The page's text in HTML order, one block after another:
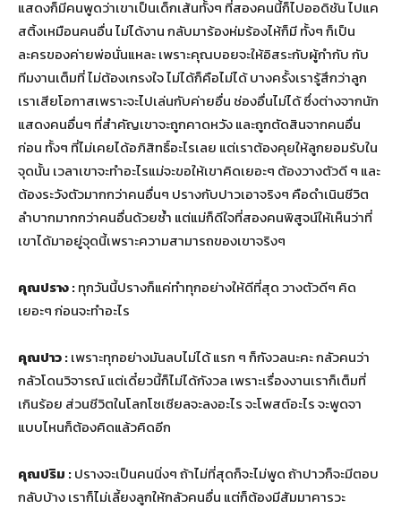
แสดงก็มีคนพูดว่าเขาเป็นเด็กเส้นทั้งๆ ที่สองคนนี้ก็ไปออดิชัน ไปแค
สติ้งเหมือนคนอื่น ไม่ได้งาน กลับมาร้องห่มร้องไห้ก็มี ทั้งๆ ก็เป็น
ละครของค่ายพ่อนั่นแหละ เพราะคุณบอยจะให้อิสระกับผู้กำกับ กับ
ทีมงานเต็มที่ ไม่ต้องเกรงใจ ไม่ได้ก็คือไม่ได้ บางครั้งเรารู้สึกว่าลูก
เราเสียโอกาสเพราะจะไปเล่นกับค่ายอื่น ช่องอื่นไม่ได้ ซึ่งต่างจากนัก
แสดงคนอื่นๆ ที่สำคัญเขาจะถูกคาดหวัง และถูกตัดสินจากคนอื่น
ก่อน ทั้งๆ ที่ไม่เคยได้อภิสิทธิ์อะไรเลย แต่เราต้องคุยให้ลูกยอมรับใน
จุดนั้น เวลาเขาจะทำอะไรแม่จะขอให้เขาคิดเยอะๆ ต้องวางตัวดี ๆ และ
ต้องระวังตัวมากกว่าคนอื่นๆ ปรางกับปาวเอาจริงๆ คือดำเนินชีวิต
ลำบากมากกว่าคนอื่นด้วยซ้ำ แต่แม่ก็ดีใจที่สองคนพิสูจน์ให้เห็นว่าที่
เขาได้มาอยู่จุดนี้เพราะความสามารถของเขาจริงๆ
คุณปราง :ทุกวันนี้ปรางก็แค่ทำทุกอย่างให้ดีที่สุด วางตัวดีๆ คิด
เยอะๆ ก่อนจะทำอะไร
คุณปาว :เพราะทุกอย่างมันลบไม่ได้ แรก ๆ ก็กังวลนะคะ กลัวคนว่า
กลัวโดนวิจารณ์ แต่เดี๋ยวนี้ก็ไม่ได้กังวล เพราะเรื่องงานเราก็เต็มที่
เกินร้อย ส่วนชีวิตในโลกโซเซียลจะลงอะไร จะโพสต์อะไร จะพูดจา
แบบไหนก็ต้องคิดแล้วคิดอีก
คุณปริม :ปรางจะเป็นคนนิ่งๆ ถ้าไม่ที่สุดก็จะไม่พูด ถ้าปาวก็จะมีตอบ
กลับบ้าง เราก็ไม่เลี้ยงลูกให้กลัวคนอื่น แต่ก็ต้องมีสัมมาคารวะ